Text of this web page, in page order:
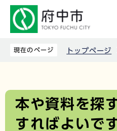
先
現在のページ トップページ
文
本や資料を探
すればよいで